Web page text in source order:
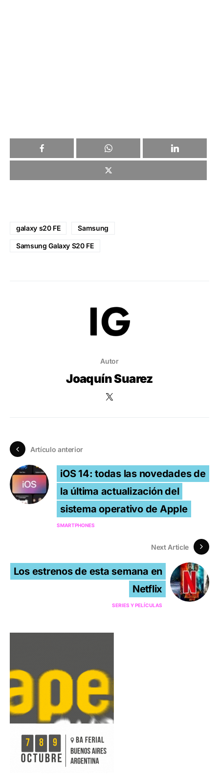
galaxy s20 FE Samsung
Samsung Galaxy S20 FE
Autor
Joaquín Suarez
Artículo anterior
iOS 14: todas las novedades de
la última actualización del
sistema operativo de Apple
SMARTPHONES
Next Article
Los estrenos de esta semana en
Netflix
SERIES Y PELÍCULAS